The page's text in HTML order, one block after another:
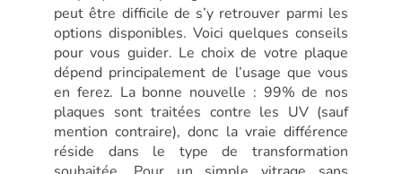
peut être difficile de s’y retrouver parmi les
options disponibles. Voici quelques conseils
pour vous guider. Le choix de votre plaque
dépend principalement de l’usage que vous
en ferez. La bonne nouvelle : 99% de nos
plaques sont traitées contre les UV (sauf
mention contraire), donc la vraie différence
réside dans le type de transformation